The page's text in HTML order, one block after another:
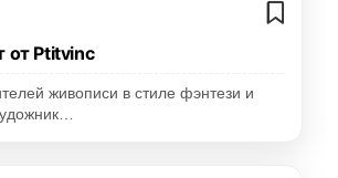
от Ptitvinc
живописи в стиле фэнтези и